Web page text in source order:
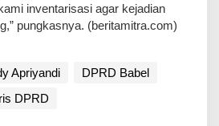
inventarisasi agar kejadian
pungkasnya. (beritamitra.com)
Apriyandi
DPRD Babel
DPRD